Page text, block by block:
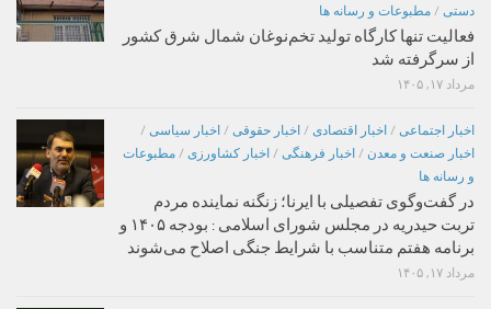
دستی / مطبوعات و رسانه ها
فعالیت تنها کارگاه تولید تخم‌نوغان شمال شرق کشور
از سرگرفته شد
مرداد ۱۷, ۱۴۰۵
اخبار اجتماعی / اخبار اقتصادی / اخبار حقوقی / اخبار سیاسی /
اخبار صنعت و معدن / اخبار فرهنگی / اخبار کشاورزی / مطبوعات
و رسانه ها
در گفت‌وگوی تفصیلی با ایرنا؛ زنگنه نماینده مردم
تربت حیدریه در مجلس شورای اسلامی : بودجه ۱۴۰۵ و
برنامه هفتم متناسب با شرایط جنگی اصلاح می‌شوند
مرداد ۱۷, ۱۴۰۵